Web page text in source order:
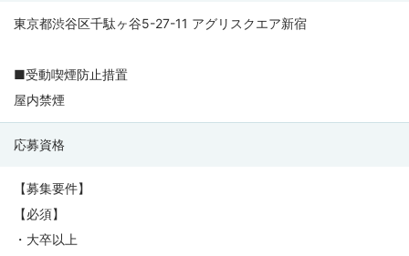
東京都渋谷区千駄ヶ谷5-27-11 アグリスクエア新宿
■受動喫煙防止措置
屋内禁煙
応募資格
【募集要件】
【必須】
・大卒以上